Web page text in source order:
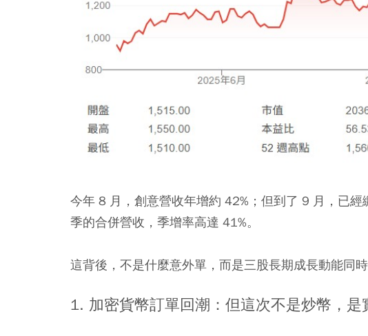
今年 8 月，創意營收年增約 42%；但到了 9 月，已
季的合併營收，季增率高達 41%。
這背後，不是什麼意外單，而是三股長期成長動能同時
1. 加密貨幣訂單回潮：但這次不是炒幣，是